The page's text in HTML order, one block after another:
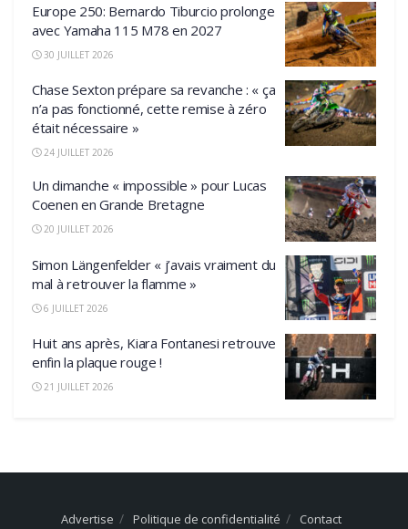
Europe 250: Bernardo Tiburcio prolonge
avec Yamaha 115 M78 en 2027
30 JUILLET 2026
Chase Sexton prépare sa revanche : « ça
n’a pas fonctionné, cette remise à zéro
était nécessaire »
24 JUILLET 2026
Un dimanche « impossible » pour Lucas
Coenen en Grande Bretagne
20 JUILLET 2026
Simon Längenfelder « j’avais vraiment du
mal à retrouver la flamme »
6 JUILLET 2026
Huit ans après, Kiara Fontanesi retrouve
enfin la plaque rouge !
21 JUILLET 2026
Advertise Politique de confidentialité Contact